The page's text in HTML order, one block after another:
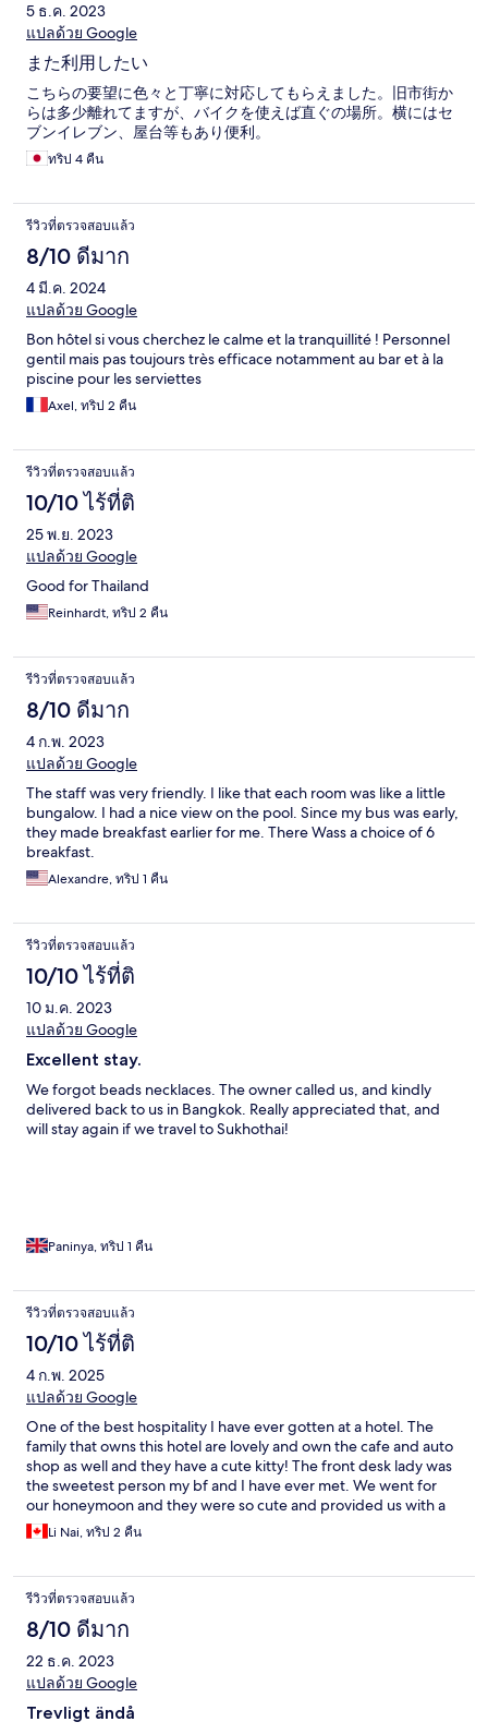
5 ธ.ค. 2023
แปลด้วย Google
また利用したい
こちらの要望に色々と丁寧に対応してもらえました。旧市街か
らは多少離れてますが、バイクを使えば直ぐの場所。横にはセ
ブンイレブン、屋台等もあり便利。
ทริป 4 คืน
รีวิวที่ตรวจสอบแล้ว
8/10 ดีมาก
4 มี.ค. 2024
แปลด้วย Google
Bon hôtel si vous cherchez le calme et la tranquillité ! Personnel
gentil mais pas toujours très efficace notamment au bar et à la
piscine pour les serviettes
Axel, ทริป 2 คืน
รีวิวที่ตรวจสอบแล้ว
10/10 ไร้ที่ติ
25 พ.ย. 2023
แปลด้วย Google
Good for Thailand
Reinhardt, ทริป 2 คืน
รีวิวที่ตรวจสอบแล้ว
8/10 ดีมาก
4 ก.พ. 2023
แปลด้วย Google
The staff was very friendly. I like that each room was like a little
bungalow. I had a nice view on the pool. Since my bus was early,
they made breakfast earlier for me. There Wass a choice of 6
breakfast.
Alexandre, ทริป 1 คืน
รีวิวที่ตรวจสอบแล้ว
10/10 ไร้ที่ติ
10 ม.ค. 2023
แปลด้วย Google
Excellent stay.
We forgot beads necklaces. The owner called us, and kindly
delivered back to us in Bangkok. Really appreciated that, and
will stay again if we travel to Sukhothai!
Paninya, ทริป 1 คืน
รีวิวที่ตรวจสอบแล้ว
10/10 ไร้ที่ติ
4 ก.พ. 2025
แปลด้วย Google
One of the best hospitality I have ever gotten at a hotel. The
family that owns this hotel are lovely and own the cafe and auto
shop as well and they have a cute kitty! The front desk lady was
the sweetest person my bf and I have ever met. We went for
our honeymoon and they were so cute and provided us with a
cake! Also their pool is so cozy and its also saltwater! Thank you
so much for this stay it was wonderful and great experience.
Li Nai, ทริป 2 คืน
รีวิวที่ตรวจสอบแล้ว
8/10 ดีมาก
22 ธ.ค. 2023
แปลด้วย Google
Trevligt ändå